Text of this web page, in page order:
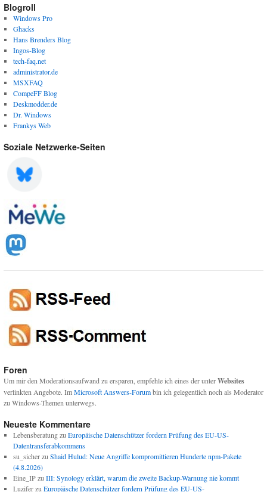
Blogroll
Windows Pro
Ghacks
Hans Brenders Blog
Ingos-Blog
tech-faq.net
administrator.de
MSXFAQ
CompeFF Blog
Deskmodder.de
Dr. Windows
Frankys Web
Soziale Netzwerke-Seiten
Foren
Um mir den Moderationsaufwand zu ersparen, empfehle ich eines der unterWebsites
verlinkten Angebote. ImMicrosoft Answers-Forumbin ich gelegentlich noch als Moderator
zu Windows-Themen unterwegs.
Neueste Kommentare
Lebensberatungzu Europäische Datenschützer fordern Prüfung des EU-US-
Datentransferabkommens
su_sicherzu Shaid Hulud: Neue Angriffe kompromittieren Hunderte npm-Pakete
(4.8.2026)
Eine_IPzu III: Synology erklärt, warum die zweite Backup-Warnung nie kommt
Luziferzu Europäische Datenschützer fordern Prüfung des EU-US-